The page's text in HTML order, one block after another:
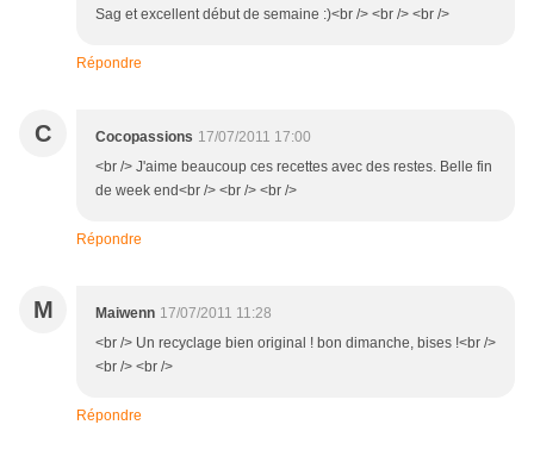
Sag et excellent début de semaine :)<br /> <br /> <br />
Répondre
C Cocopassions 17/07/2011 17:00
<br /> J'aime beaucoup ces recettes avec des restes. Belle fin
de week end<br /> <br /> <br />
Répondre
M Maiwenn 17/07/2011 11:28
<br /> Un recyclage bien original ! bon dimanche, bises !<br />
<br /> <br />
Répondre